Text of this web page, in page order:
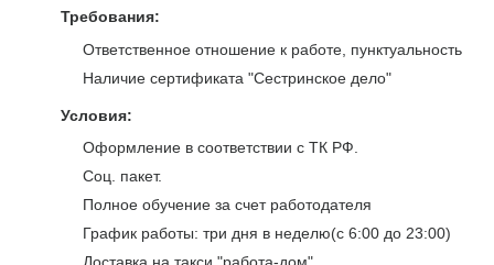
Требования:
Ответственное отношение к работе, пунктуальность
Наличие сертификата "Сестринское дело"
Условия:
Оформление в соответствии с ТК РФ.
Соц. пакет.
Полное обучение за счет работодателя
График работы: три дня в неделю(c 6:00 до 23:00)
Доставка на такси "работа-дом"